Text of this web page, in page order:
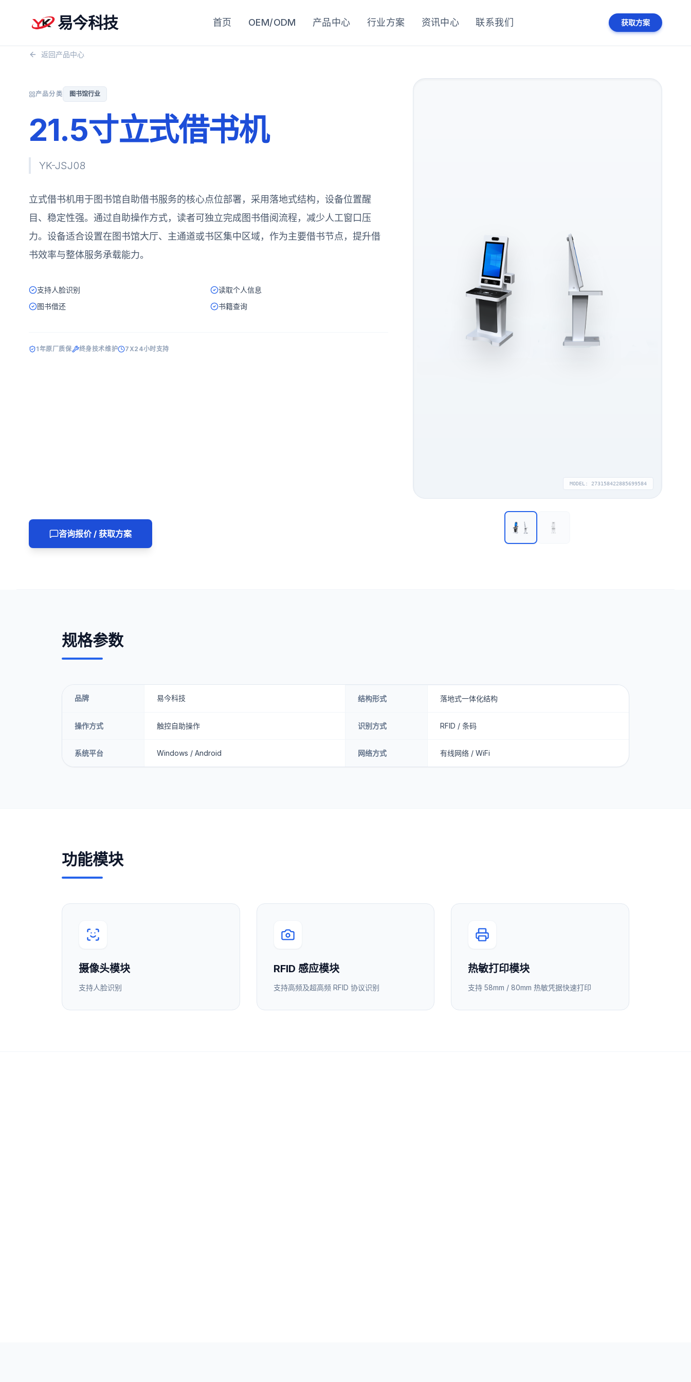
易今科技 首页 OEM/ODM 产品中心 行业方案 资讯中心 联系我们 获取方案
返回产品中心
产品分类 图书馆行业
21.5寸立式借书机
YK-JSJ08
立式借书机用于图书馆自助借书服务的核心点位部署，采用落地式结构，设备位置醒
目、稳定性强。通过自助操作方式，读者可独立完成图书借阅流程，减少人工窗口压
力。设备适合设置在图书馆大厅、主通道或书区集中区域，作为主要借书节点，提升借
书效率与整体服务承载能力。
支持人脸识别
读取个人信息
图书借还
书籍查询
1年原厂质保 终身技术维护 7X24小时支持
咨询报价 / 获取方案
MODEL: 273158422885699584
规格参数
品牌 易今科技 结构形式 落地式一体化结构
操作方式 触控自助操作 识别方式 RFID / 条码
系统平台 Windows / Android 网络方式 有线网络 / WiFi
功能模块
摄像头模块
支持人脸识别
RFID 感应模块
支持高频及超高频 RFID 协议识别
热敏打印模块
支持 58mm / 80mm 热敏凭据快速打印